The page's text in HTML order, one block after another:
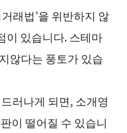
래법’을 위반하지 않
이 있습니다. 스테마
않다는 풍토가 있습
러나게 되면, 소개영
이 떨어질 수 있습니